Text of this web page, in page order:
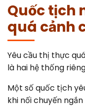
Quốc tịch
quá cảnh
Yêu cầu thị thực
là hai hệ thống
Một số quốc tịch
khi nối chuyến